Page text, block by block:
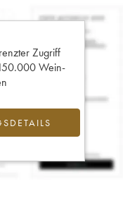
Zugriff
Wein-